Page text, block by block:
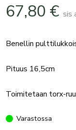
67,80 € sis
Benellin
Pituus 16,5cm
Toimitetaan torx-
Varastossa